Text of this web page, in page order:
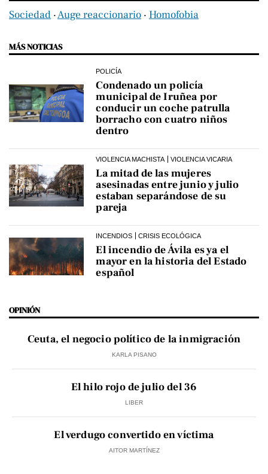
Sociedad ‧Auge reaccionario ‧ Homofobia
MÁS NOTICIAS
POLICÍA
Condenado un policía
municipal de Iruñea por
conducir un coche patrulla
borracho con cuatro niños
dentro
VIOLENCIA MACHISTA VIOLENCIA VICARIA
La mitad de las mujeres
asesinadas entre junio y julio
estaban separándose de su
pareja
INCENDIOS CRISIS ECOLÓGICA
El incendio de Ávila es ya el
mayor en la historia del Estado
español
OPINIÓN
Ceuta, el negocio político de la inmigración
KARLA PISANO
El hilo rojo de julio del 36
LIBER
El verdugo convertido en víctima
AITOR MARTÍNEZ